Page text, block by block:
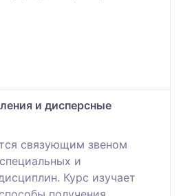
и дисперсные
связующим звеном
и
Курс изучает